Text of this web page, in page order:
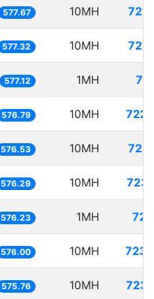
577.67 10MH
577.32 10MH
577.12 1MH
576.79 10MH
576.53 10MH
576.29 10MH
576.23 1MH
576.00 10MH
575.76 10MH